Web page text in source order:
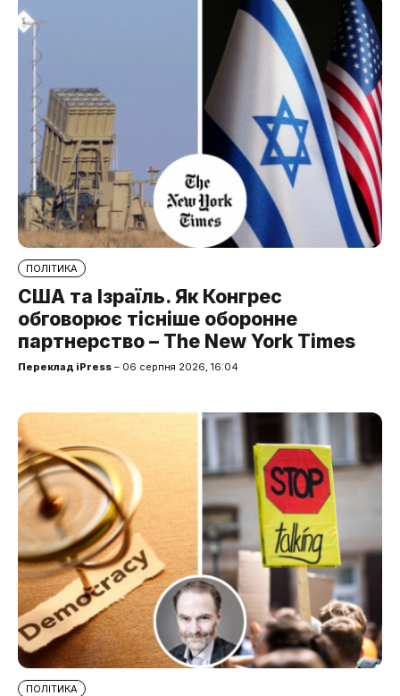
ПОЛІТИКА
США та Ізраїль. Як Конгрес
обговорює тісніше оборонне
партнерство – The New York Times
Переклад iPress – 06 серпня 2026, 16:04
ПОЛІТИКА